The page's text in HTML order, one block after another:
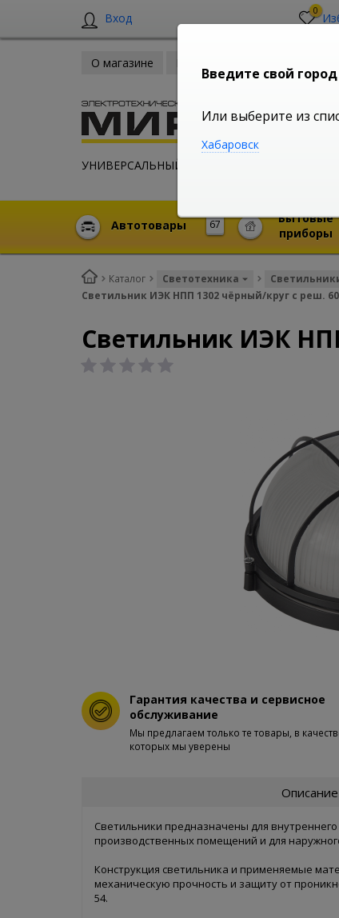
Вход 0
О магазине
УНИВЕРСАЛЬНЫЙ ИНТЕРНЕТ МАГАЗИН
67
Автотовары
Бытовые
приборы
Каталог Светотехника
Светильник ИЭК НПП 1302 чёрный/круг с реш.
Светильник ИЭК
Гарантия качества и сервисное
обслуживание
Мы предлагаем только те товары, в
которых мы уверены
Описание
Светильники предназначены для
производственных помещений и для
Конструкция светильника и применяемые
механическую прочность и защиту от
54.
Введите свой город
Или выберите из
Хабаровск